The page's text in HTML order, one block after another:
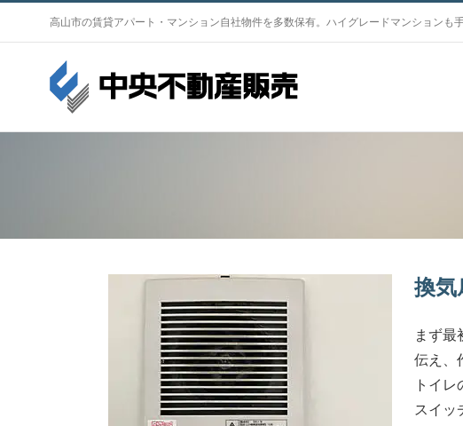
o
高山市の賃貸アパート・マンション自社物件を多数保有。ハイグレードマンションも
換気
まず最
伝え、
トイ
スイッ